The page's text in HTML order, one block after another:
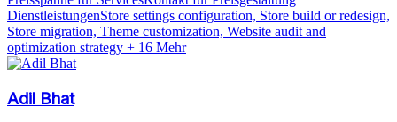
DienstleistungenStore settings configuration, Store build or redesign,
Store migration, Theme customization, Website audit and
optimization strategy + 16 Mehr
Adil Bhat